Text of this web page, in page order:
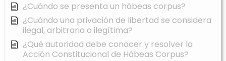
¿Cuándo se presenta un hábeas corpus?
¿Cuándo una privación de libertad se considera
ilegal, arbitraria o ilegítima?
¿Qué autoridad debe conocer y resolver la
Acción Constitucional de Hábeas Corpus?